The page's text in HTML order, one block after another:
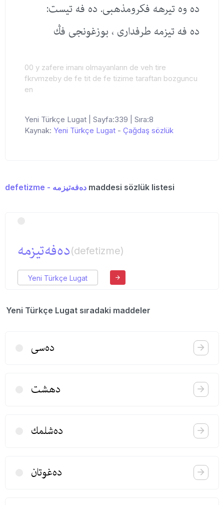
ده وه تیرهه فكرومذهبی. دە فه تیست:
ده فه تیزمه طرفداری ، بوزغونجی فڭ
00 y zafere imanı olmayanların de veh tire
fkrvmzeby de fe tit de fe tizime taraftarı bozguncu
en
Yeni Türkçe Lugat | Sayfa:339 | Sıra:8
Kaynak: Yeni Türkçe Lugat - Çağdaş sözlük
defetizme - ده‌فه‌تیزمه maddesi sözlük listesi
ده‌فه‌تیزمه(defetizme)
Yeni Türkçe Lugat
Yeni Türkçe Lugat sıradaki maddeler
ده‌سی
دهشت
ده‌شلمك
ده‌غوتان